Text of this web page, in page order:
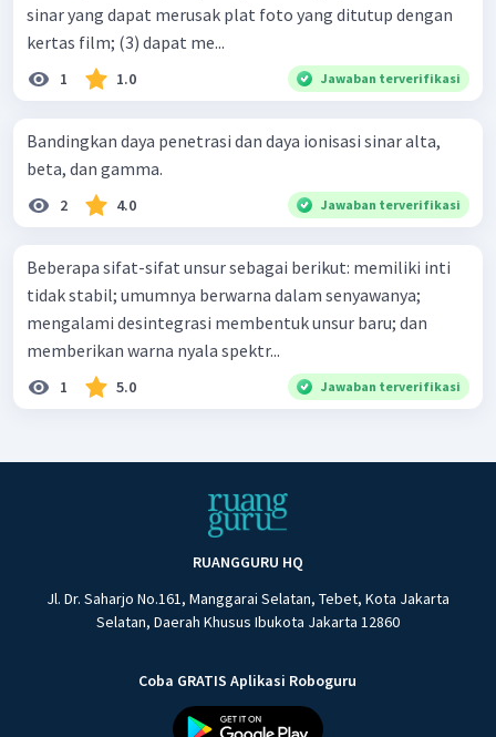
sinar yang dapat merusak plat foto yang ditutup dengan
kertas film; (3) dapat me...
1 1.0 Jawaban terverifikasi
Bandingkan daya penetrasi dan daya ionisasi sinar alta,
beta, dan gamma.
2 4.0 Jawaban terverifikasi
Beberapa sifat-sifat unsur sebagai berikut: memiliki inti
tidak stabil; umumnya berwarna dalam senyawanya;
mengalami desintegrasi membentuk unsur baru; dan
memberikan warna nyala spektr...
1 5.0 Jawaban terverifikasi
RUANGGURU HQ
Jl. Dr. Saharjo No.161, Manggarai Selatan, Tebet, Kota Jakarta
Selatan, Daerah Khusus Ibukota Jakarta 12860
Coba GRATIS Aplikasi Roboguru